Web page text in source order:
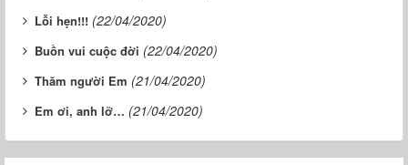
Lỗi hẹn!!! (22/04/2020)
Buồn vui cuộc đời (22/04/2020)
Thăm người Em (21/04/2020)
Em ơi, anh lỡ… (21/04/2020)